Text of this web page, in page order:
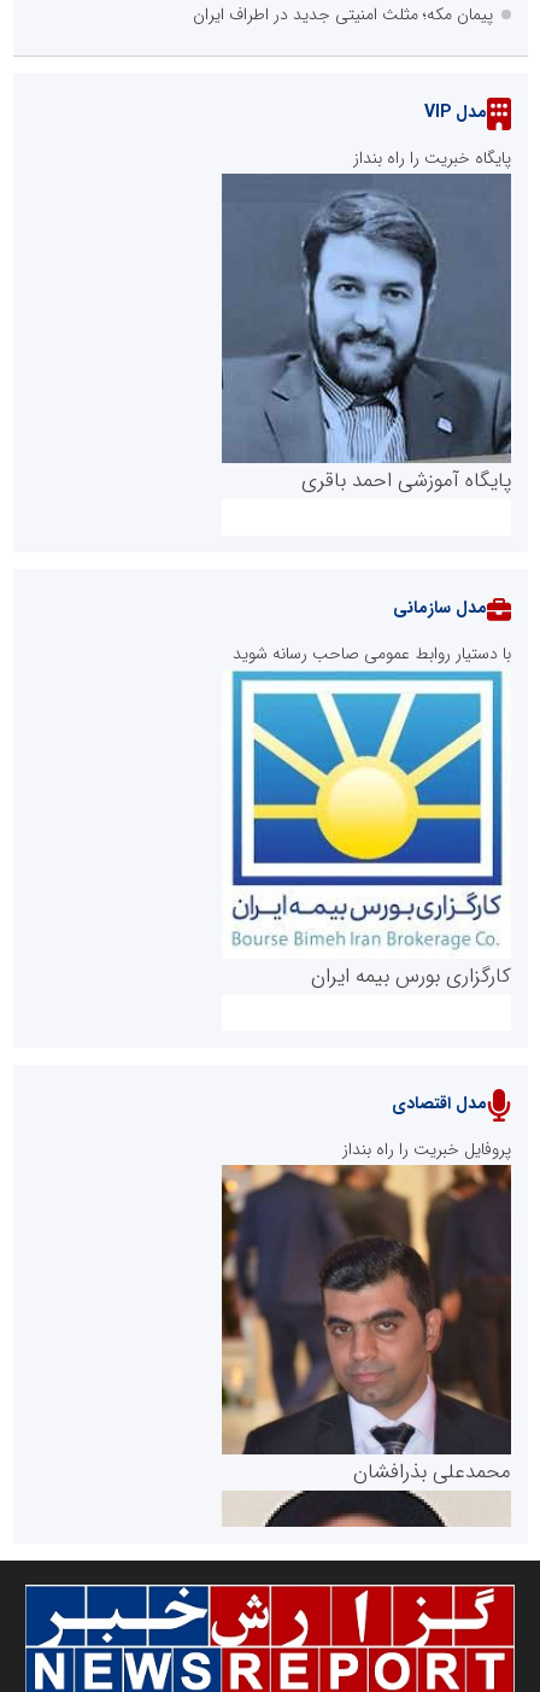
پیمان مکه؛ مثلث امنیتی جدید در اطراف ایران
مدل VIP
پایگاه خبریت را راه بنداز
پایگاه آموزشی احمد باقری
روابط عمومی خبرگزاری گزارش خبر
پایگاه خبری نهضت ملی مسکن
پایگاه خبری گفتمان یزد
مدل سازمانی
با دستیار روابط عمومی صاحب رسانه شوید
کارگزاری بورس بیمه ایران
سازمان بورس و اوراق بهادار
مرجع اخبار موثق در بازارسرمایه
سازمان صنعت،معدن و تجارت
مدل اقتصادی
پروفایل خبریت را راه بنداز
محمدعلی بذرافشان